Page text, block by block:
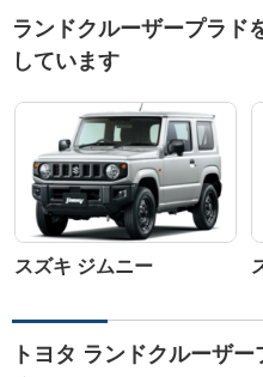
ランドクルーザープラド
しています
スズキ ジムニー
トヨタ ランドクルーザ